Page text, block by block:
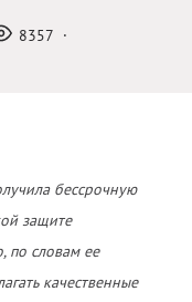
ID
8357 ·
бессрочную
защите
по словам ее
качественные